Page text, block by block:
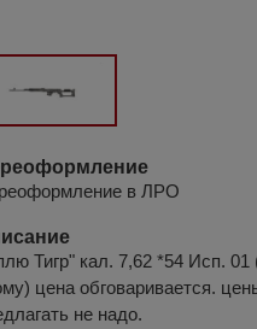
в ЛРО
Тигр" кал. 7,62 *54 Исп.
цена обговаривается.
не надо.